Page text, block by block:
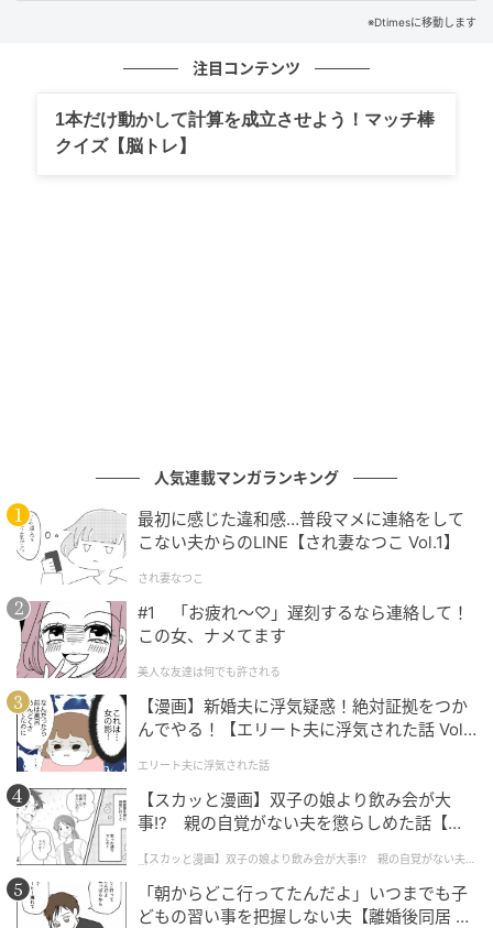
導入実績につながる体感型展示
展示会で実物を見たことをきっかけに導入へ進んだ企
業がある点も、今回の出展の強みです。
※Dtimesに移動します
注目コンテンツ
1本だけ動かして計算を成立させよう！マッチ棒
クイズ【脳トレ】
人気連載マンガランキング
最初に感じた違和感…普段マメに連絡をして
こない夫からのLINE【され妻なつこ Vol.1】
され妻なつこ
#1 「お疲れ〜♡」遅刻するなら連絡して！
この女、ナメてます
美人な友達は何でも許される
【漫画】新婚夫に浮気疑惑！絶対証拠をつか
んでやる！【エリート夫に浮気された話 Vol.
エリート夫に浮気された話
【スカッと漫画】双子の娘より飲み会が大
事!? 親の自覚がない夫を懲らしめた話【第1
【スカッと漫画】双子の娘より飲み会が大事!? 親の自覚がない夫を
懲らしめた話
「朝からどこ行ってたんだよ」いつまでも子
どもの習い事を把握しない夫【離婚後同居 Vo